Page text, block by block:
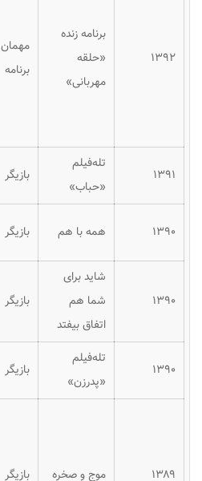
۱۳۹۲
برنامه زنده
«حلقه
مهربانی»
مهمان
برنامه
۱۳۹۱
تله‌فیلم
«حباب»
بازیگر
۱۳۹۰ همه با هم بازیگر
۱۳۹۰
شاید برای
شما هم
اتفاق بیفتد
بازیگر
۱۳۹۰
تله‌فیلم
«پدرزن»
بازیگر
۱۳۸۹ موج و صخره بازیگر